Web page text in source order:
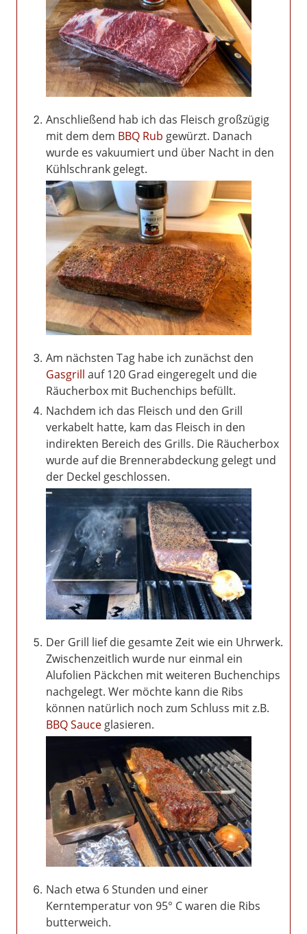
Anschließend hab ich das Fleisch großzügig
mit dem dem BBQ Rub gewürzt. Danach
wurde es vakuumiert und über Nacht in den
Kühlschrank gelegt.
Am nächsten Tag habe ich zunächst den
Gasgrill auf 120 Grad eingeregelt und die
Räucherbox mit Buchenchips befüllt.
Nachdem ich das Fleisch und den Grill
verkabelt hatte, kam das Fleisch in den
indirekten Bereich des Grills. Die Räucherbox
wurde auf die Brennerabdeckung gelegt und
der Deckel geschlossen.
Der Grill lief die gesamte Zeit wie ein Uhrwerk.
Zwischenzeitlich wurde nur einmal ein
Alufolien Päckchen mit weiteren Buchenchips
nachgelegt. Wer möchte kann die Ribs
können natürlich noch zum Schluss mit z.B.
BBQ Sauce glasieren.
Nach etwa 6 Stunden und einer
Kerntemperatur von 95° C waren die Ribs
butterweich.